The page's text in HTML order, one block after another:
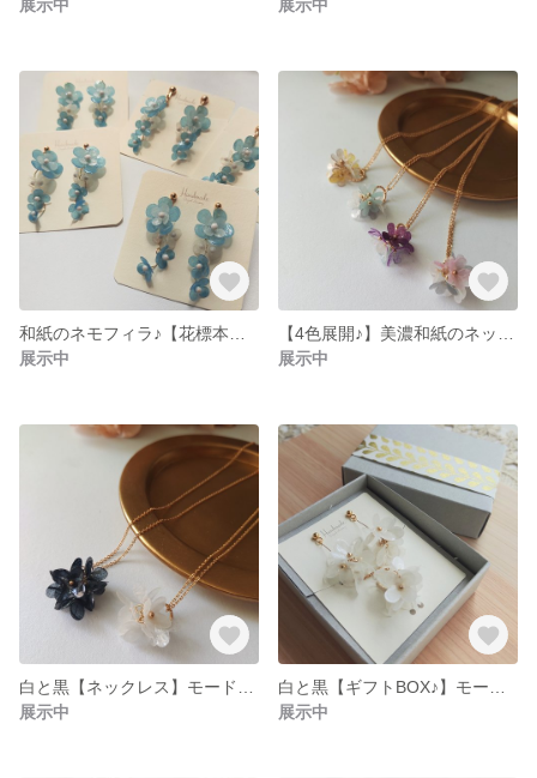
展示中
展示中
展示中
展示中
展示中
展示中